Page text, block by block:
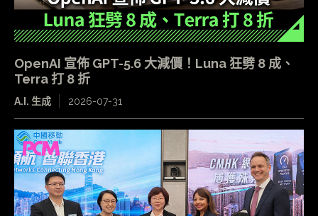
OpenAI 宣佈 GPT-5.6 大減價！Luna 狂劈 8 成、
Terra 打 8 折
A.I. 生成 2026-07-31